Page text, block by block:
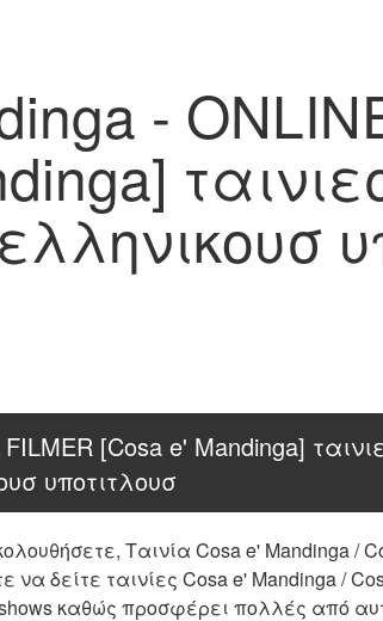
-
[Cosa e' Mandinga]
υποτιτλουσ
Ταινία Cosa e' Mandinga /
δείτε ταινίες Cosa e' Mandinga /